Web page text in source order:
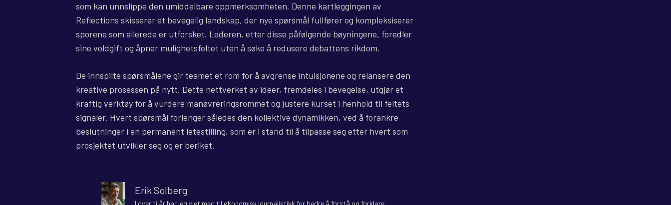
som kan unnslippe den umiddelbare oppmerksomheten. Denne kartleggingen av
Reflections skisserer et bevegelig landskap, der nye spørsmål fullfører og kompleksiserer
sporene som allerede er utforsket. Lederen, etter disse påfølgende bøyningene, foredler
sine voldgift og åpner mulighetsfeltet uten å søke å redusere debattens rikdom.
De innspilte spørsmålene gir teamet et rom for å avgrense intuisjonene og relansere den
kreative prosessen på nytt. Dette nettverket av ideer, fremdeles i bevegelse, utgjør et
kraftig verktøy for å vurdere manøvreringsrommet og justere kurset i henhold til feltets
signaler. Hvert spørsmål forlenger således den kollektive dynamikken, ved å forankre
beslutninger i en permanent letestilling, som er i stand til å tilpasse seg etter hvert som
prosjektet utvikler seg og er beriket.
Erik Solberg